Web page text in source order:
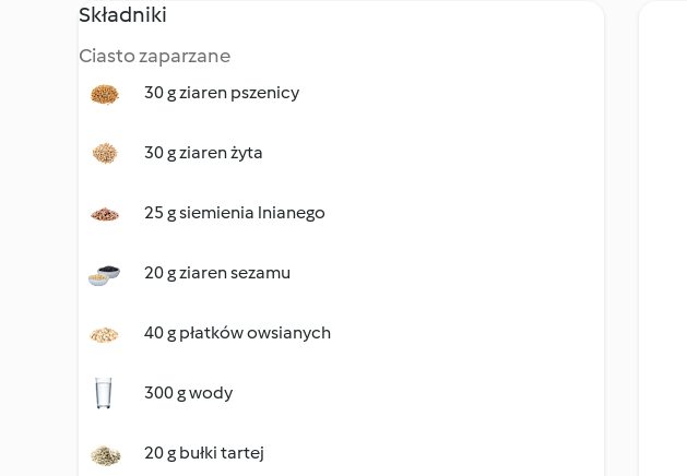
Składniki
Ciasto zaparzane
30 g ziaren pszenicy
30 g ziaren żyta
25 g siemienia lnianego
20 g ziaren sezamu
40 g płatków owsianych
300 g wody
20 g bułki tartej